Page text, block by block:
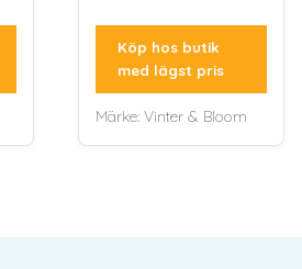
Köp hos butik
med lägst pris
Märke: Vinter & Bloom